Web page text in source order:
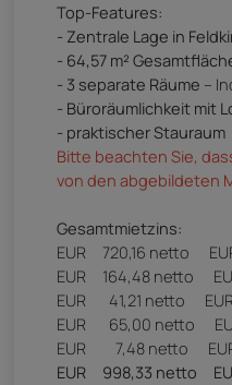
Top-Features:
- Zentrale Lage in
- 64,57 m²
- 3 separate Räume –
- Büroräumlichkeit mit
- praktischer Stauraum
Bitte beachten Sie,
von den abgebildeten
Gesamtmietzins:
EUR 720,16
EUR 164,48
EUR 41,21 netto
EUR 65,00 netto
EUR 7,48 netto
EUR 998,33 netto